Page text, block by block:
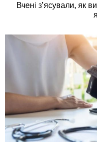
Вчені з’ясували, як